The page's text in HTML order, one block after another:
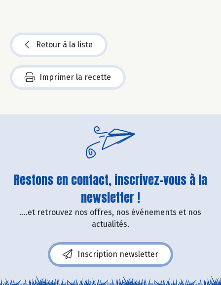
Retour à la liste
Imprimer la recette
Restons en contact, inscrivez-vous à la
newsletter !
....et retrouvez nos offres, nos événements et nos
actualités.
Inscription newsletter